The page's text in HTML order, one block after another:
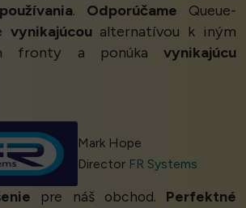
. Odporúčame Queue-
vynikajúcoualternatívou k iným
fronty a ponúka vynikajúcu
Mark Hope
Director FR Systems
pre náš obchod. Perfektné